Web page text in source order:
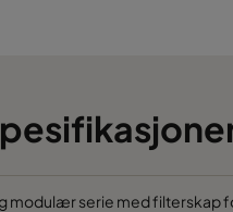
1292
1292
modulær serie med filterskap